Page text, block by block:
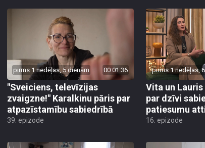
pirms 1 nedēļas, 5 dienām 00:01:36
"Sveiciens, televīzijas
zvaigzne!" Karalkinu pāris par
atpazīstamību sabiedrībā
39. epizode
pirms 1 nedēļas,
Vita un
par dzīvi
patiesumu
16. epizode